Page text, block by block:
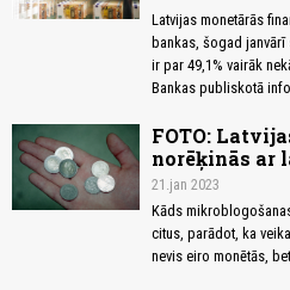
Latvijas monetārās
bankas, šogad
ir par 49,1% vairāk
Bankas publiskotā
FOTO:
norēķinās ar
21.jan 2023
Kāds
citus, parādot, ka
nevis eiro monētās,